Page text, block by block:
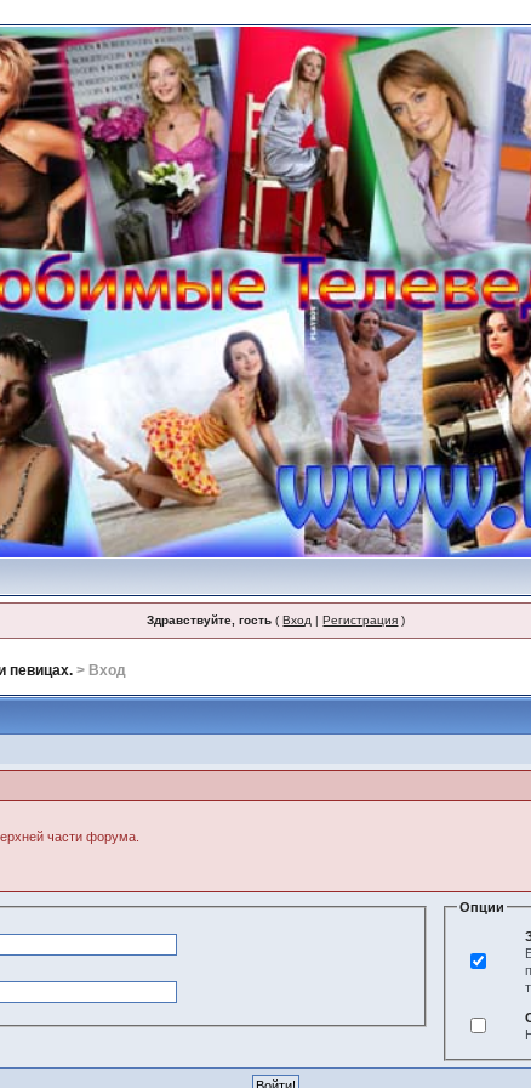
Здравствуйте, гость (Вход |Регистрация )
певицах. > Вход
части форума.
Опции